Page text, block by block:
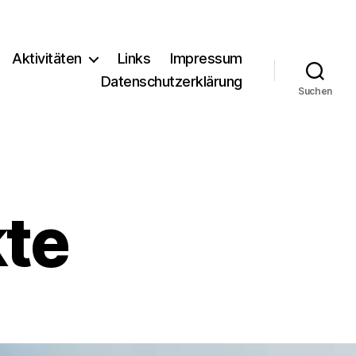
Aktivitäten Links
Impressum
Datenschutzerklärung
Suchen